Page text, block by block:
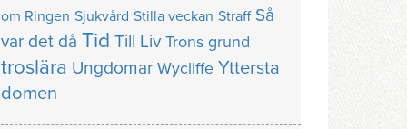
om Ringen Sjukvård Stilla veckan Straff Så
var det då Tid Till Liv Trons grund
troslära Ungdomar Wycliffe Yttersta
domen